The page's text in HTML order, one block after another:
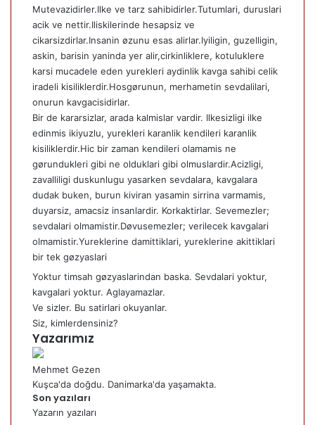
Mutevazidirler.Ilke ve tarz sahibidirler.Tutumlari, duruslari
acik ve nettir.Iliskilerinde hesapsiz ve
cikarsizdirlar.Insanin øzunu esas alirlar.Iyiligin, guzelligin,
askin, barisin yaninda yer alir,cirkinliklere, kotuluklere
karsi mucadele eden yurekleri aydinlik kavga sahibi celik
iradeli kisiliklerdir.Hosgørunun, merhametin sevdalilari,
onurun kavgacisidirlar.
Bir de kararsizlar, arada kalmislar vardir. Ilkesizligi ilke
edinmis ikiyuzlu, yurekleri karanlik kendileri karanlik
kisiliklerdir.Hic bir zaman kendileri olamamis ne
gørundukleri gibi ne olduklari gibi olmuslardir.Acizligi,
zavalliligi duskunlugu yasarken sevdalara, kavgalara
dudak buken, burun kiviran yasamin sirrina varmamis,
duyarsiz, amacsiz insanlardir. Korkaktirlar. Sevemezler;
sevdalari olmamistir.Døvusemezler; verilecek kavgalari
olmamistir.Yureklerine damittiklari, yureklerine akittiklari
bir tek gøzyaslari
Yoktur timsah gøzyaslarindan baska. Sevdalari yoktur,
kavgalari yoktur. Aglayamazlar.
Ve sizler. Bu satirlari okuyanlar.
Siz, kimlerdensiniz?
Yazarımız
Mehmet Gezen
Kuşca'da doğdu. Danimarka'da yaşamakta.
Son yazıları
Yazarın yazıları